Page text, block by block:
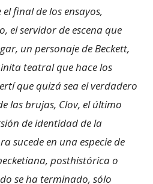
final de los ensayos,
el servidor de escena que
un personaje de Beckett,
teatral que hace los
que quizá sea el verdadero
las brujas, Clov, el último
de identidad de la
sucede en una especie de
posthistórica o
se ha terminado, sólo